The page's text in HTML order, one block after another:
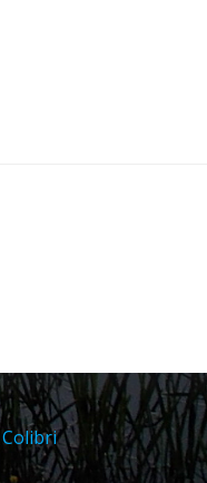
Colibri